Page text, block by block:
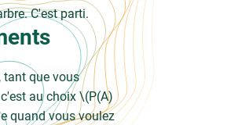
C'est parti.
tant que vous
au choix \(P(A)
quand vous voulez